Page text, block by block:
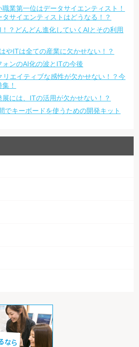
業第一位はデータサイエンティスト！
サイエンティストはどうなる！？
？どんどん進化していくAIとその利用
やITは全ての産業に欠かせない！？
ンのAI化の波とITの今後
リエイティブな感性が欠かせない！？今
！
展には、ITの活用が欠かせない！？
でキーボードを使うための開発キット